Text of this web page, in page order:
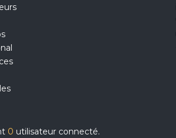
0 utilisateur connecté.